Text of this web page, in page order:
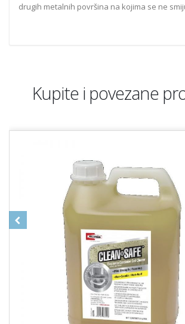
drugih metalnih površina na kojima se ne
Kupite i povezane